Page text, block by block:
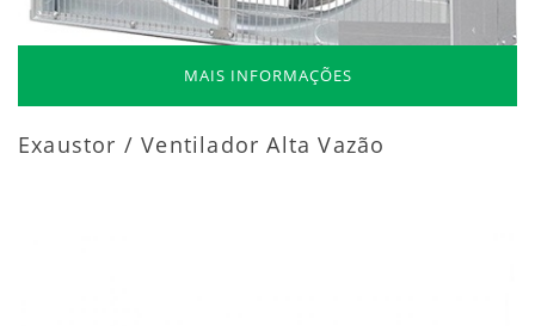
MAIS INFORMAÇÕES
Exaustor / Ventilador Alta Vazão